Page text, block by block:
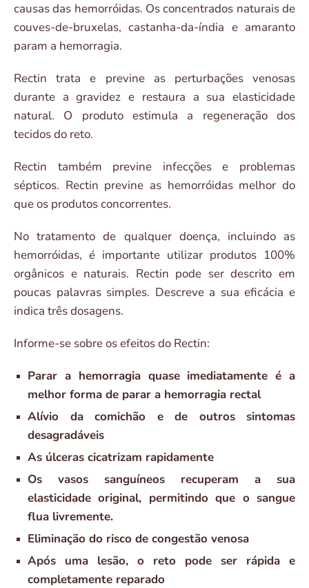
causas das hemorróidas. Os concentrados naturais de
couves-de-bruxelas, castanha-da-índia e amaranto
param a hemorragia.
Rectin trata e previne as perturbações venosas
durante a gravidez e restaura a sua elasticidade
natural. O produto estimula a regeneração dos
tecidos do reto.
Rectin também previne infecções e problemas
sépticos. Rectin previne as hemorróidas melhor do
que os produtos concorrentes.
No tratamento de qualquer doença, incluindo as
hemorróidas, é importante utilizar produtos 100%
orgânicos e naturais. Rectin pode ser descrito em
poucas palavras simples. Descreve a sua eficácia e
indica três dosagens.
Informe-se sobre os efeitos do Rectin:
Parar a hemorragia quase imediatamente é a
melhor forma de parar a hemorragia rectal
Alívio da comichão e de outros sintomas
desagradáveis
As úlceras cicatrizam rapidamente
Os vasos sanguíneos recuperam a sua
elasticidade original, permitindo que o sangue
flua livremente.
Eliminação do risco de congestão venosa
Após uma lesão, o reto pode ser rápida e
completamente reparado